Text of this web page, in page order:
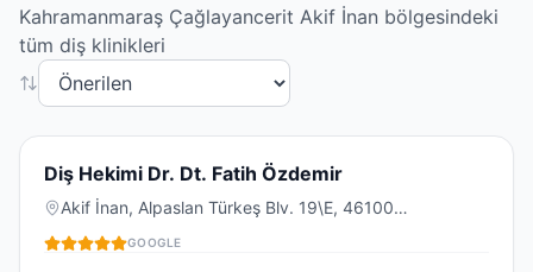
Kahramanmaraş Çağlayancerit Akif İnan bölgesindeki
tüm diş klinikleri
D
DIŞ KLINIĞI
Diş Hekimi Dr. Dt. Fatih Özdemir
Akif İnan, Alpaslan Türkeş Blv. 19\E, 46100
Onikişubat/Kahramanmaraş, Türkiye
GOOGLE